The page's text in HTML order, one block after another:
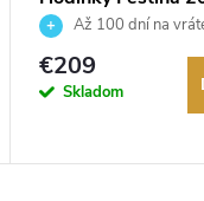
Až 100 dní na
Autorizovaný predajca.
€209
Skladom